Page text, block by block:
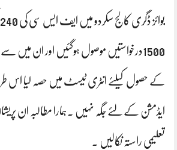
کے حصول کیلئے انٹری ٹیسٹ میں حصہ لیا اس طرح
ایڈمشن کےلئے جگہ نہیں ۔ہمارا مطالبہ ان
تعلیمی راستہ نکالیں .